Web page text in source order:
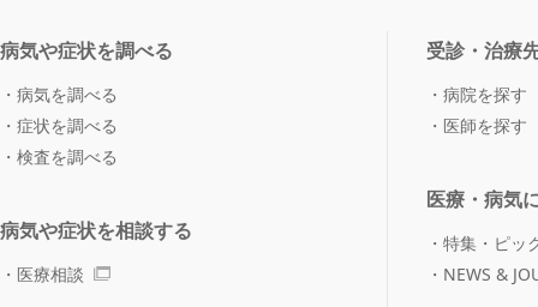
病気や症状を調べる
病気を調べる
症状を調べる
検査を調べる
病気や症状を相談する
医療相談
受診・治療
病院を探す
医師を探す
医療・病気
特集・ピッ
NEWS &